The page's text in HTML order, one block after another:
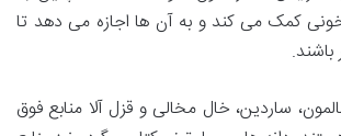
خونی کمک می کند و به آن ها اجازه می دهد تا
ساردین، خال مخالی و قزل آلا منابع فوق